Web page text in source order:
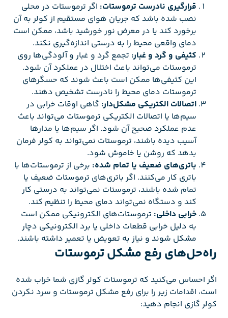
قرارگیری نادرست ترموستات: اگر ترموستات در محلی
نصب شده باشد که جریان هوای مستقیم از کولر به آن
برخورد کند یا در معرض نور خورشید باشد، ممکن است
دمای واقعی محیط را به درستی اندازه‌گیری نکند.
کثیفی و گرد و غبار: تجمع گرد و غبار و آلودگی‌ها روی
ترموستات می‌تواند باعث اختلال در عملکرد آن شود.
این کثیفی‌ها ممکن است باعث شوند که حسگرهای
ترموستات دمای محیط را نادرست تشخیص دهند.
اتصالات الکتریکی مشکل‌دار: گاهی اوقات خرابی در
سیم‌ها یا اتصالات الکتریکی ترموستات می‌تواند باعث
عدم عملکرد صحیح آن شود. اگر سیم‌ها یا مدارها
آسیب دیده باشند، ترموستات نمی‌تواند به کولر فرمان
بدهد که روشن یا خاموش شود.
باتری‌های ضعیف یا تمام شده: برخی از ترموستات‌ها با
باتری کار می‌کنند. اگر باتری‌های ترموستات ضعیف یا
تمام شده باشند، ترموستات نمی‌تواند به درستی کار
کند و دستگاه نمی‌تواند دمای محیط را تنظیم کند.
خرابی داخلی: ترموستات‌های الکترونیکی ممکن است
به دلیل خرابی قطعات داخلی یا برد الکترونیکی دچار
مشکل شوند و نیاز به تعویض یا تعمیر داشته باشند.
راه‌حل‌های رفع مشکل ترموستات
اگر احساس می‌کنید که ترموستات کولر گازی شما خراب شده
است، اقدامات زیر را برای رفع مشکل ترموستات و سرد نکردن
کولر گازی انجام دهید: